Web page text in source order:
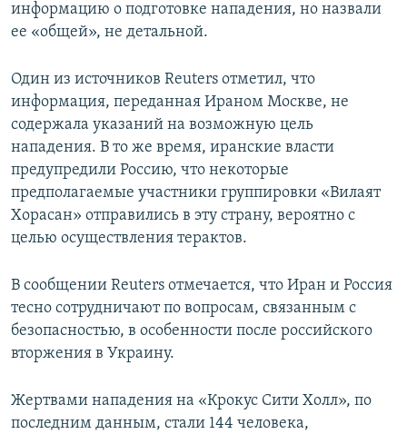
информацию о подготовке нападения, но назвали
ее «общей», не детальной.
Один из источников Reuters отметил, что
информация, переданная Ираном Москве, не
содержала указаний на возможную цель
нападения. В то же время, иранские власти
предупредили Россию, что некоторые
предполагаемые участники группировки «Вилаят
Хорасан» отправились в эту страну, вероятно с
целью осуществления терактов.
В сообщении Reuters отмечается, что Иран и Россия
тесно сотрудничают по вопросам, связанным с
безопасностью, в особенности после российского
вторжения в Украину.
Жертвами нападения на «Крокус Сити Холл», по
последним данным, стали 144 человека,